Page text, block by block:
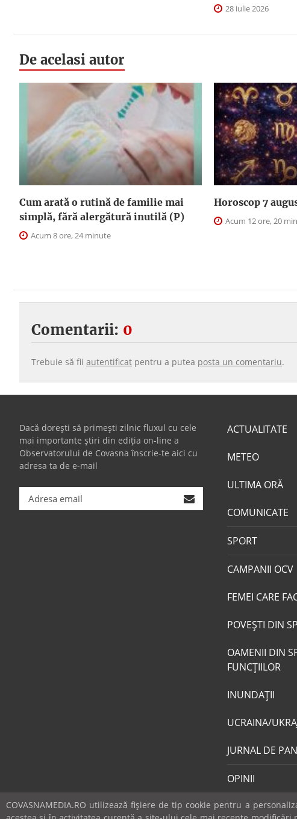
28 iulie 2026
De acelasi autor
Cum arată o rutină de familie mai
simplă, fără alergătură inutilă (P)
Acum 8 ore, 24 minute
Horoscop 7
Acum 12 ore, 20
Comentarii: 0
Trebuie să fii autentificat pentru a putea posta un comentariu.
Dacă dorești să primești zilnic fluxul cu cele
mai importante știri din ediția on-line a
Observatorului de Covasna înscrie-te aici cu
adresa ta de e-mail
ACTUALITATE
METEO
ULTIMA ORĂ
COMUNICATE
SPORT
CAMPANII OCV
FEMEI CARE
POVEŞTI DIN
OAMENII DIN
FUNCŢIILOR
INUNDAŢII
UCRAINA/
JURNAL DE
OPINII
COVASNAMEDIA.RO utilizează fişiere de tip cookie pentru a